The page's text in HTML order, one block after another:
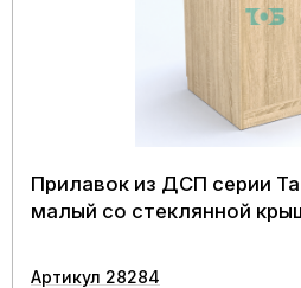
Прилавок из ДСП серии
малый со стеклянной
Артикул 28284